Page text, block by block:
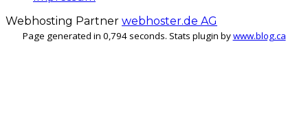
Webhosting Partner webhoster.de AG
Page generated in 0,794 seconds. Stats plugin bywww.blog.ca